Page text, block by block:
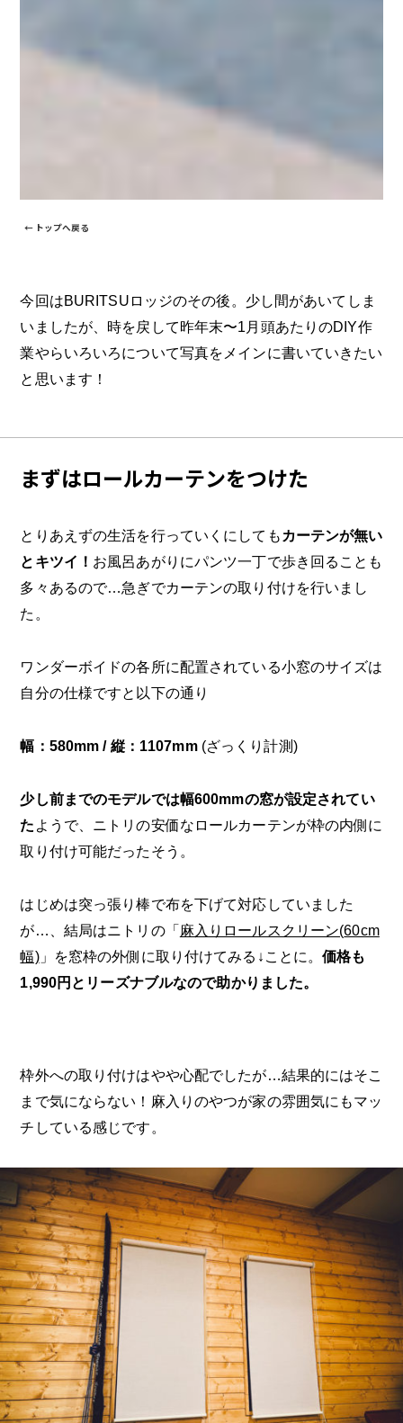
← トップへ戻る
今回はBURITSUロッジのその後。少し間があいてしま
いましたが、時を戻して昨年末〜1月頭あたりのDIY作
業やらいろいろについて写真をメインに書いていきたい
と思います！
まずはロールカーテンをつけた
とりあえずの生活を行っていくにしても カーテンが無い
とキツイ！ お風呂あがりにパンツ一丁で歩き回ることも
多々あるので…急ぎでカーテンの取り付けを行いまし
た。
ワンダーボイドの各所に配置されている小窓のサイズは
自分の仕様ですと以下の通り
幅：580mm / 縦：1107mm(ざっくり計測)
少し前までのモデルでは幅600mmの窓が設定されてい
た ようで、ニトリの安価なロールカーテンが枠の内側に
取り付け可能だったそう。
はじめは突っ張り棒で布を下げて対応していました
が…、結局はニトリの「 麻入りロールスクリーン(60cm
幅)」を窓枠の外側に取り付けてみる↓ことに。価格も
1,990円とリーズナブルなので助かりました。
枠外への取り付けはやや心配でしたが…結果的にはそこ
まで気にならない！麻入りのやつが家の雰囲気にもマッ
チしている感じです。